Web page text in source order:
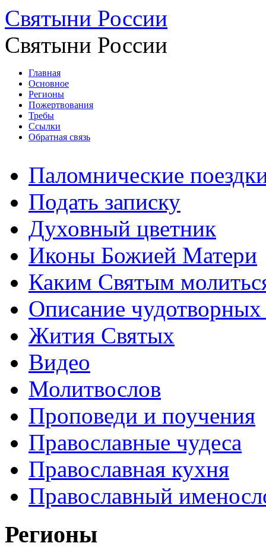
Святыни России
Святыни России
Главная
Основное
Регионы
Пожертвования
Требы
Ссылки
Обратная связь
Паломнические
Подать записку
Духовный цветник
Иконы Божией Матери
Каким Святым
Описание
Жития Святых
Видео
Молитвослов
Проповеди и поучения
Православные чудеса
Православная кухня
Православный
Регионы